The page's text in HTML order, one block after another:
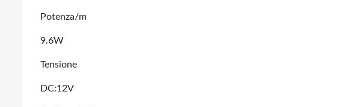
Potenza/m
9.6W
Tensione
DC:12V